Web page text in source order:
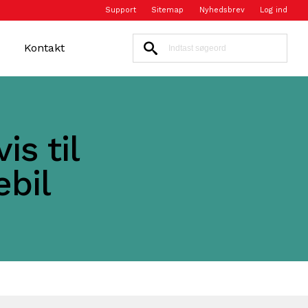
Support Sitemap Nyhedsbrev Log ind
Kontakt
til